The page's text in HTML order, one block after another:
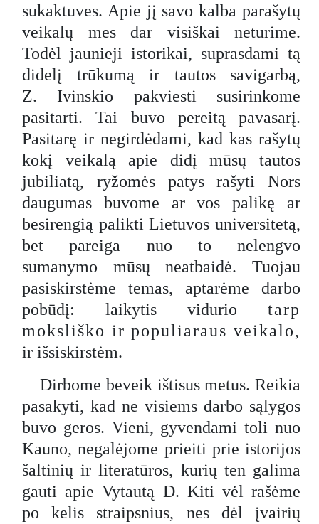
sukaktuves. Apie jį savo kalba parašytų
veikalų mes dar visiškai neturime.
Todėl jaunieji istorikai, suprasdami tą
didelį trūkumą ir tautos savigarbą,
Z. Ivinskio pakviesti susirinkome
pasitarti. Tai buvo pereitą pavasarį.
Pasitarę ir negirdėdami, kad kas rašytų
kokį veikalą apie didį mūsų tautos
jubiliatą, ryžomės patys rašyti Nors
daugumas buvome ar vos palikę ar
besirengią palikti Lietuvos universitetą,
bet pareiga nuo to nelengvo
sumanymo mūsų neatbaidė. Tuojau
pasiskirstėme temas, aptarėme darbo
pobūdį: laikytis vidurio tarp
moksliško ir populiaraus veikalo,
ir išsiskirstėm.
Dirbome beveik ištisus metus. Reikia
pasakyti, kad ne visiems darbo sąlygos
buvo geros. Vieni, gyvendami toli nuo
Kauno, negalėjome prieiti prie istorijos
šaltinių ir literatūros, kurių ten galima
gauti apie Vytautą D. Kiti vėl rašėme
po kelis straipsnius, nes dėl įvairių